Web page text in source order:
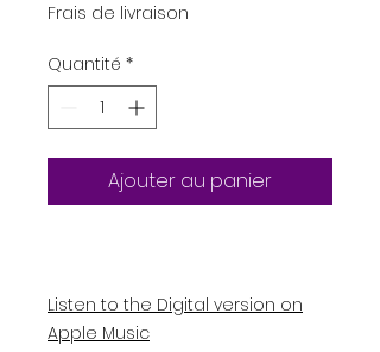
Frais de livraison
Quantité *
Ajouter au panier
Listen to the Digital version on
Apple Music